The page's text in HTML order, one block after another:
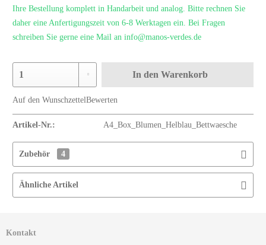
Ihre Bestellung komplett in Handarbeit und analog. Bitte rechnen Sie
daher eine Anfertigungszeit von 6-8 Werktagen ein. Bei Fragen
schreiben Sie gerne eine Mail an info@manos-verdes.de
In den Warenkorb
Auf den WunschzettelBewerten
Artikel-Nr.: A4_Box_Blumen_Helblau_Bettwaesche
Zubehör 4
Ähnliche Artikel
Kontakt